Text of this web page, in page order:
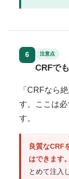
6 注意点
CRFで
「CRFなら
す。ここは
す。
良質なCRF
はできます。
とめて注入